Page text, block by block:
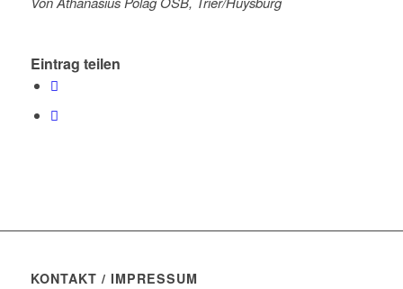
Eintrag teilen
KONTAKT / IMPRESSUM